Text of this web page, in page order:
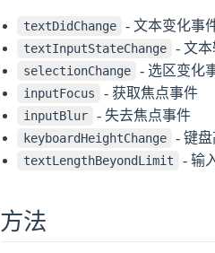
textDidChange - 文本变化事
textInputStateChange - 文本
selectionChange - 选区变化
inputFocus - 获取焦点事件
inputBlur - 失去焦点事件
keyboardHeightChange - 键
textLengthBeyondLimit - 输
方法